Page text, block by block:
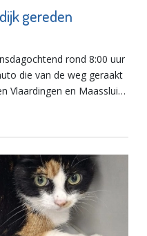
gereden
rond 8:00 uur
die van de weg geraakt
Vlaardingen en Maassluis.